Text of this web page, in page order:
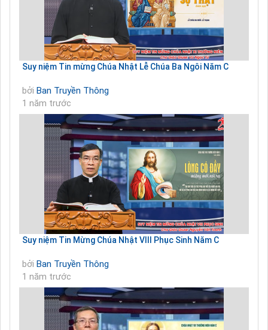
Suy niệm Tin mừng Chúa Nhật Lễ Chúa Ba Ngôi Năm C
bởi Ban Truyền Thông
1 năm trước
Suy niệm Tin Mừng Chúa Nhật VIII Phục Sinh Năm C
bởi Ban Truyền Thông
1 năm trước